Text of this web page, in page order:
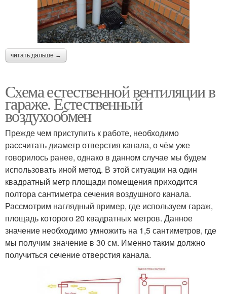
читать дальше →
Схема естественной вентиляции в
гараже. Естественный
воздухообмен
Прежде чем приступить к работе, необходимо
рассчитать диаметр отверстия канала, о чём уже
говорилось ранее, однако в данном случае мы будем
использовать иной метод. В этой ситуации на один
квадратный метр площади помещения приходится
полтора сантиметра сечения воздушного канала.
Рассмотрим наглядный пример, где используем гараж,
площадь которого 20 квадратных метров. Данное
значение необходимо умножить на 1,5 сантиметров, где
мы получим значение в 30 см. Именно таким должно
получиться сечение отверстия канала.